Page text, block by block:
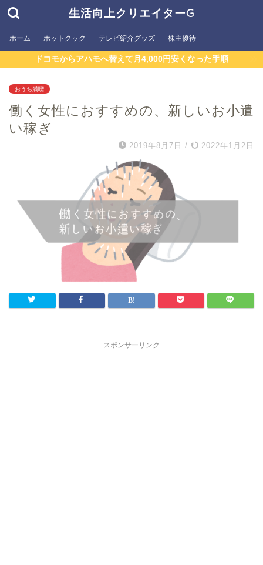
生活向上クリエイターG
ホーム ホットクック テレビ紹介グッズ 株主優待
ドコモからアハモへ替えて月4,000円安くなった手順
おうち満喫
働く女性におすすめの、新しいお小遣
い稼ぎ
2019年8月7日 / 2022年1月2日
スポンサーリンク